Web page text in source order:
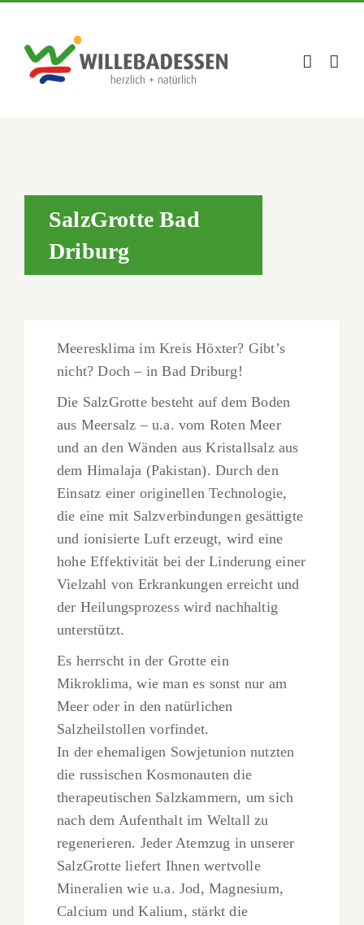
springen
SalzGrotte Bad
Driburg
Meeresklima im Kreis Höxter? Gibt’s
nicht? Doch – in Bad Driburg!
Die SalzGrotte besteht auf dem Boden
aus Meersalz – u.a. vom Roten Meer
und an den Wänden aus Kristallsalz aus
dem Himalaja (Pakistan). Durch den
Einsatz einer originellen Technologie,
die eine mit Salzverbindungen gesättigte
und ionisierte Luft erzeugt, wird eine
hohe Effektivität bei der Linderung einer
Vielzahl von Erkrankungen erreicht und
der Heilungsprozess wird nachhaltig
unterstützt.
Es herrscht in der Grotte ein
Mikroklima, wie man es sonst nur am
Meer oder in den natürlichen
Salzheilstollen vorfindet.
In der ehemaligen Sowjetunion nutzten
die russischen Kosmonauten die
therapeutischen Salzkammern, um sich
nach dem Aufenthalt im Weltall zu
regenerieren. Jeder Atemzug in unserer
SalzGrotte liefert Ihnen wertvolle
Mineralien wie u.a. Jod, Magnesium,
Calcium und Kalium, stärkt die